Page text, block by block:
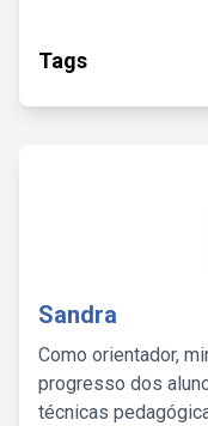
Tags
Sandra
Como orientador,
progresso dos
técnicas